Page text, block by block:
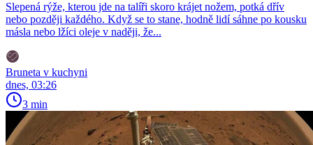
Slepená rýže, kterou jde na talíři skoro krájet nožem, potká dřív
nebo později každého. Když se to stane, hodně lidí sáhne po kousku
másla nebo lžíci oleje v naději, že...
Bruneta v kuchyni
dnes, 03:26
3 min